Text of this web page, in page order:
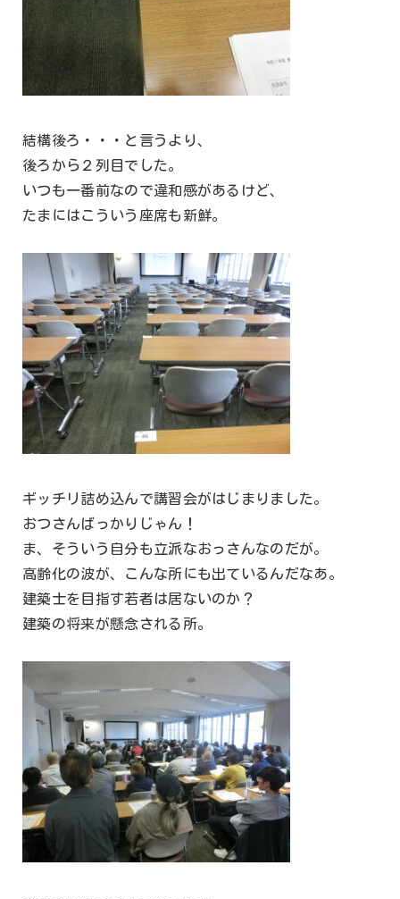
結構後ろ・・・と言うより、
後ろから２列目でした。
いつも一番前なので違和感があるけど、
たまにはこういう座席も新鮮。
ギッチリ詰め込んで講習会がはじまりました。
おつさんばっかりじゃん！
ま、そういう自分も立派なおっさんなのだが。
高齢化の波が、こんな所にも出ているんだなあ。
建築士を目指す若者は居ないのか？
建築の将来が懸念される所。